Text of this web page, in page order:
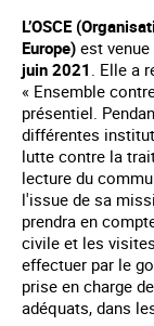
L’OSCE
Europe) est
juin 2021 . Elle a
« Ensemble
présentiel.
différentes
lutte contre la
lecture du
l'issue de sa
prendra en
civile et les
effectuer par le
prise en charge
adéquats, dans